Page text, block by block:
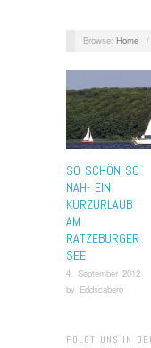
Browse: Home /
SO SCHÖN SO
NAH- EIN
KURZURLAUB
AM
RATZEBURGER
SEE
4. September 2012
by Eddscabero
FOLGT UNS IN